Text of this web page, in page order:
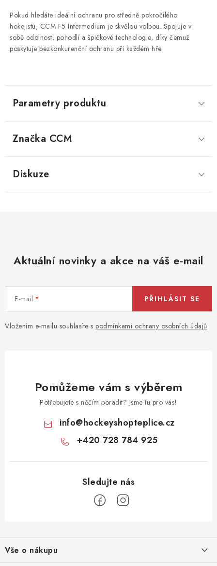
Pokud hledáte ideální ochranu pro středně pokročilého
hokejistu, CCM F5 Intermedium je skvělou volbou. Spojuje v
sobě odolnost, pohodlí a špičkové technologie, díky čemuž
poskytuje bezkonkurenční ochranu při každém hře.
Parametry produktu
Značka CCM
Diskuze
Aktuální novinky a akce na váš e-mail
E-mail
Vložením e-mailu souhlasíte s podmínkami ochrany osobních údajů
PŘIHLÁSIT SE
Pomůžeme vám s výběrem
Potřebujete s něčím poradit? Jsme tu pro vás!
info@hockeyshopteplice.cz
+420 728 784 925
pVše o nákupu